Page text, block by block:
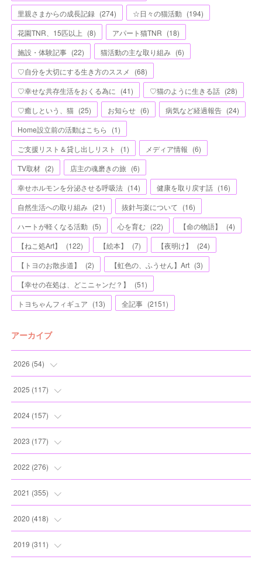
里親さまからの成長記録 (274) ☆日々の猫活動 (194)
花園TNR、15匹以上 (8) アパート猫TNR (18)
施設・体験記事 (22) 猫活動の主な取り組み (6)
♡自分を大切にする生き方のススメ
(68)
♡幸せな共存生活をおくる為に (41) ♡猫のように生きる話 (28)
♡癒しという、猫 (25) お知らせ (6) 病気など経過報告 (24)
Home設立前の活動はこちら
(1)
ご支援リスト＆貸し出しリスト
(1) メディア情報 (6)
TV取材 (2) 店主の魂磨きの旅 (6)
幸せホルモンを分泌させる呼吸法 (14) 健康を取り戻す話 (16)
自然生活への取り組み (21) 抜針与楽について (16)
ハートが軽くなる活動 (5) 心を育む (22) 【命の物語】 (4)
【ねこ処Art】
(122) 【絵本】 (7) 【夜明け】 (24)
【トヨのお散歩道】
(2) 【虹色の、ふうせん】Art (3)
【幸せの在処は、どこニャンだ？】
(51)
トヨちゃんフィギュア (13) 全記事 (2151)
アーカイブ
2026 (54)
(2)
(5)
(7)
(11
2025 (117)
(11
(12
(12
(13
2024(157)
(13
(13
(10
(13
2023 (177)
(20
(10
(11
(13
2022 (276)
(17
(16
(21
2021 (355)
(19
(12
2020 (418)
(44
2019 (311)